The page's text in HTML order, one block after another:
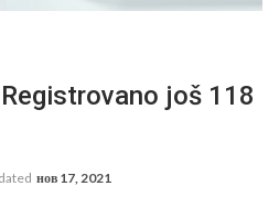
Registrovano još 118
нов 17, 2021